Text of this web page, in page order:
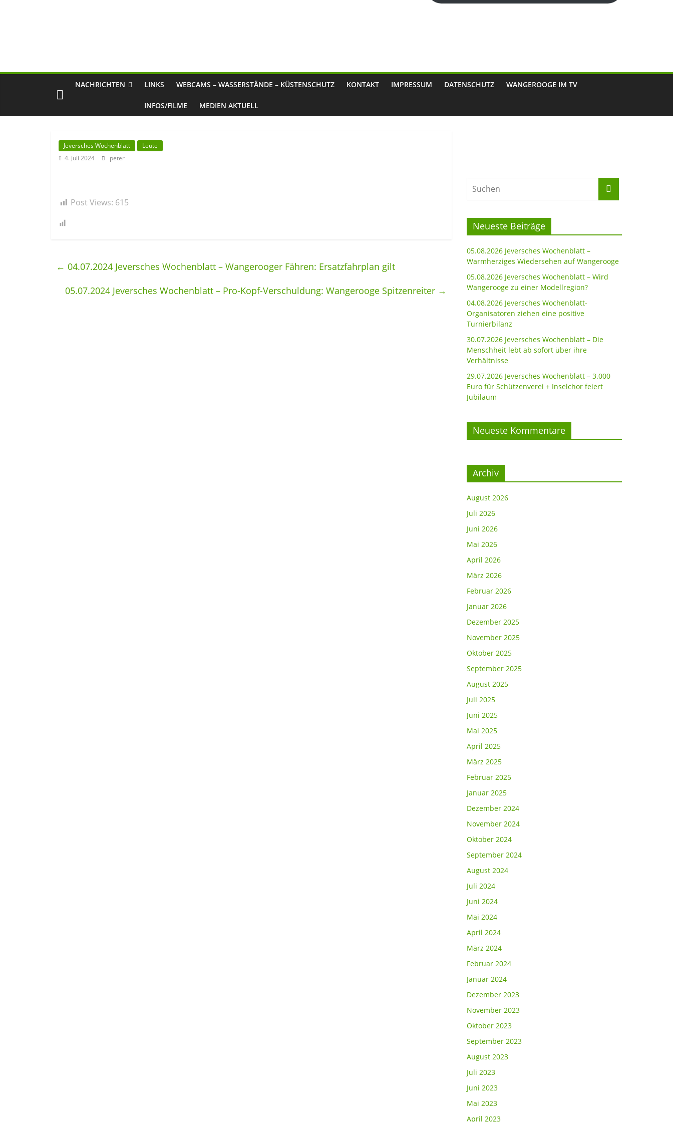
NACHRICHTEN LINKS WEBCAMS – WASSERSTÄNDE – KÜSTENSCHUTZ KONTAKT IMPRESSUM DATENSCHUTZ WANGEROOGE IM TV
INFOS/FILME MEDIEN AKTUELL
Jeversches Wochenblatt
Leute
4. Juli 2024
peter
Post Views: 615
← 04.07.2024 Jeversches Wochenblatt – Wangerooger Fähren: Ersatzfahrplan gilt
05.07.2024 Jeversches Wochenblatt – Pro-Kopf-Verschuldung: Wangerooge Spitzenreiter →
Neueste Beiträge
05.08.2026 Jeversches Wochenblatt –
Warmherziges Wiedersehen auf Wangerooge
05.08.2026 Jeversches Wochenblatt – Wird
Wangerooge zu einer Modellregion?
04.08.2026 Jeversches Wochenblatt-
Organisatoren ziehen eine positive
Turnierbilanz
30.07.2026 Jeversches Wochenblatt – Die
Menschheit lebt ab sofort über ihre
Verhältnisse
29.07.2026 Jeversches Wochenblatt – 3.000
Euro für Schützenverei + Inselchor feiert
Jubiläum
Neueste Kommentare
Archiv
August 2026
Juli 2026
Juni 2026
Mai 2026
April 2026
März 2026
Februar 2026
Januar 2026
Dezember 2025
November 2025
Oktober 2025
September 2025
August 2025
Juli 2025
Juni 2025
Mai 2025
April 2025
März 2025
Februar 2025
Januar 2025
Dezember 2024
November 2024
Oktober 2024
September 2024
August 2024
Juli 2024
Juni 2024
Mai 2024
April 2024
März 2024
Februar 2024
Januar 2024
Dezember 2023
November 2023
Oktober 2023
September 2023
August 2023
Juli 2023
Juni 2023
Mai 2023
April 2023